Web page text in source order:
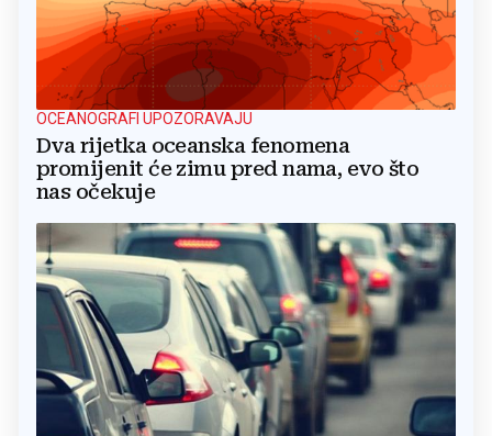
OCEANOGRAFI UPOZORAVAJU
Dva rijetka oceanska fenomena
promijenit će zimu pred nama, evo što
nas očekuje